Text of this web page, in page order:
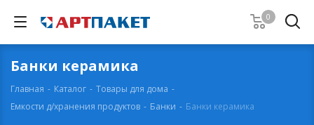
0
Банки керамика
Главная - Каталог - Товары для дома -
Емкости д/хранения продуктов - Банки - Банки керамика